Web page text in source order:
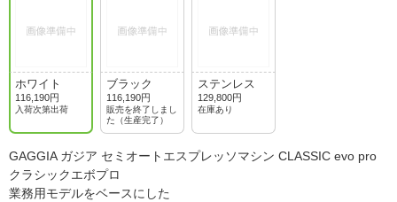
ホワイト
116,190円
入荷次第出荷
ブラック
116,190円
販売を終了しまし
た（生産完了）
ステンレス
129,800円
在庫あり
GAGGIA ガジア セミオートエスプレッソマシン CLASSIC evo pro
クラシックエボプロ
業務用モデルをベースにした